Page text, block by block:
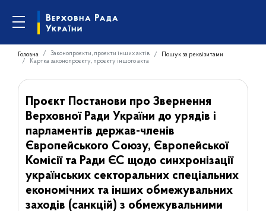
Головна Законопроєкти, проєкти інших актів
Пошук за реквізитами
Картка законопроєкту, проєкту іншого акта
Проєкт Постанови про Звернення
Верховної Ради України до урядів і
парламентів держав-членів
Європейського Союзу, Європейської
Комісії та Ради ЄС щодо синхронізації
українських секторальних спеціальних
економічних та інших обмежувальних
заходів (санкцій) з обмежувальними